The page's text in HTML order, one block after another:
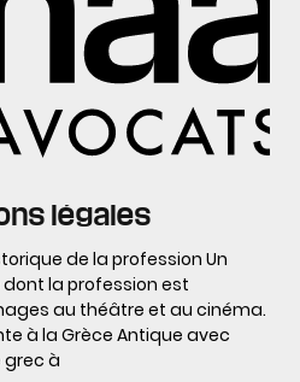
légales
de la profession Un
la profession est
au théâtre et au cinéma.
à la Grèce Antique avec
grec à